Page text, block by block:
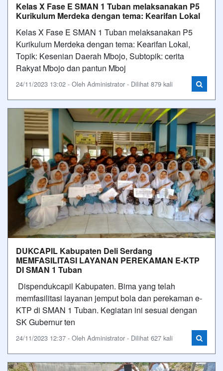
Kelas X Fase E SMAN 1 Tuban melaksanakan P5
Kurikulum Merdeka dengan tema: Kearifan Lokal
Kelas X Fase E SMAN 1 Tuban melaksanakan P5
Kurikulum Merdeka dengan tema: Kearifan Lokal,
Topik: Kesenian Daerah Mbojo, Subtopik: cerita
Rakyat Mbojo dan pantun Mboj
24/11/2023 13:02 - Oleh Administrator - Dilihat 879 kali
DUKCAPIL Kabupaten Deli Serdang
MEMFASILITASI LAYANAN PEREKAMAN E-KTP
DI SMAN 1 Tuban
Dispendukcapil Kabupaten. Bima yang telah
memfasilitasi layanan jemput bola dan perekaman e-
KTP di SMAN 1 Tuban. Kegiatan ini sesuai dengan
SK Gubernur ten
24/11/2023 12:37 - Oleh Administrator - Dilihat 627 kali